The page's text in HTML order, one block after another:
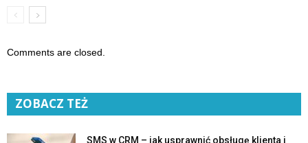
Comments are closed.
ZOBACZ TEŻ
SMS w CRM – jak usprawnić obsługę klienta i